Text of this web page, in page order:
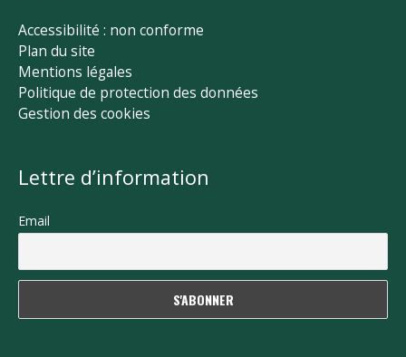
Accessibilité : non conforme
Plan du site
Mentions légales
Politique de protection des données
Gestion des cookies
Lettre d’information
Email